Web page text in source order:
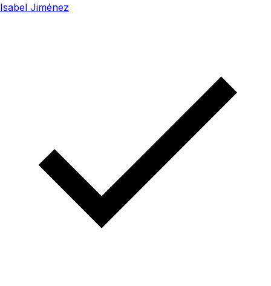
Isabel Jiménez